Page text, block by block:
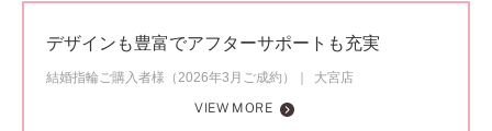
デザインも豊富でアフターサポートも充実
結婚指輪ご購入者様（2026年3月ご成約）
大宮店
VIEW MORE